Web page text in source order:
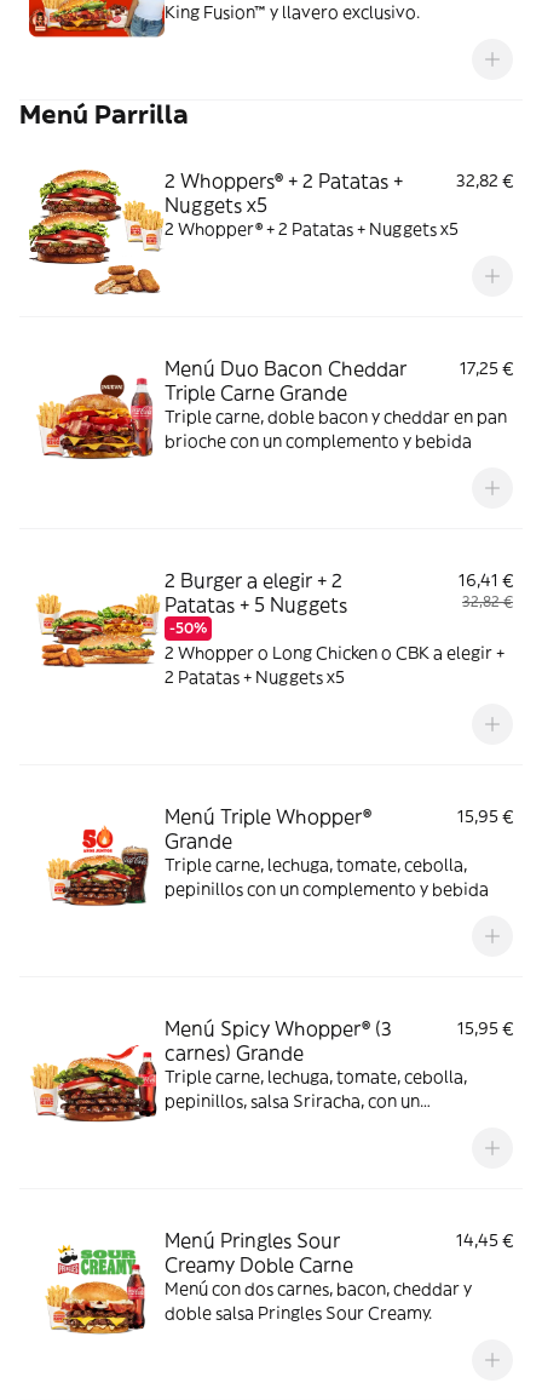
King Fusion™ y llavero exclusivo.
Menú Parrilla
2 Whoppers® + 2 Patatas +
Nuggets x5
32,82 €
2 Whopper® + 2 Patatas + Nuggets x5
Menú Duo Bacon Cheddar
Triple Carne Grande
17,25 €
Triple carne, doble bacon y cheddar en pan
brioche con un complemento y bebida
2 Burger a elegir + 2
Patatas + 5 Nuggets
-50%
16,41 €
32,82 €
2 Whopper o Long Chicken o CBK a elegir +
2 Patatas + Nuggets x5
Menú Triple Whopper®
Grande
15,95 €
Triple carne, lechuga, tomate, cebolla,
pepinillos con un complemento y bebida
Menú Spicy Whopper® (3
carnes) Grande
15,95 €
Triple carne, lechuga, tomate, cebolla,
pepinillos, salsa Sriracha, con un
Menú Pringles Sour
Creamy Doble Carne
14,45 €
Menú con dos carnes, bacon, cheddar y
doble salsa Pringles Sour Creamy.